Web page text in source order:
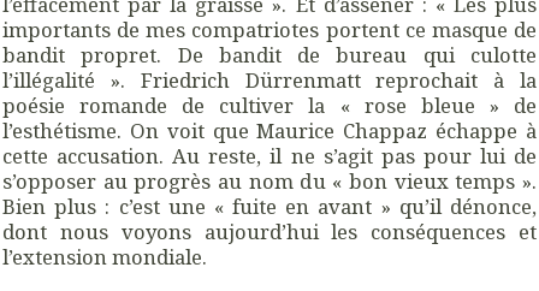
importants de mes compatriotes portent ce masque de
bandit propret. De bandit de bureau qui culotte
l’illégalité ». Friedrich Dürrenmatt reprochait à la
poésie romande de cultiver la « rose bleue » de
l’esthétisme. On voit que Maurice Chappaz échappe à
cette accusation. Au reste, il ne s’agit pas pour lui de
s’opposer au progrès au nom du « bon vieux temps ».
Bien plus : c’est une « fuite en avant » qu’il dénonce,
dont nous voyons aujourd’hui les conséquences et
l’extension mondiale.